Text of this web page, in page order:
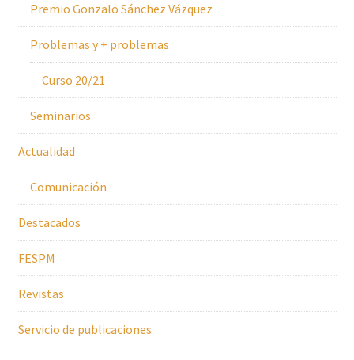
Premio Gonzalo Sánchez Vázquez
Problemas y + problemas
Curso 20/21
Seminarios
Actualidad
Comunicación
Destacados
FESPM
Revistas
Servicio de publicaciones